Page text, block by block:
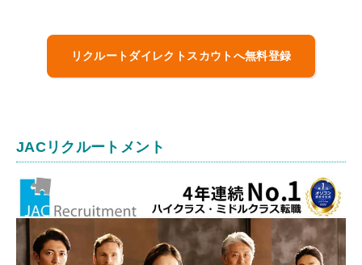
リクルートダイレクトスカウトへ無料登録
JACリクルートメント